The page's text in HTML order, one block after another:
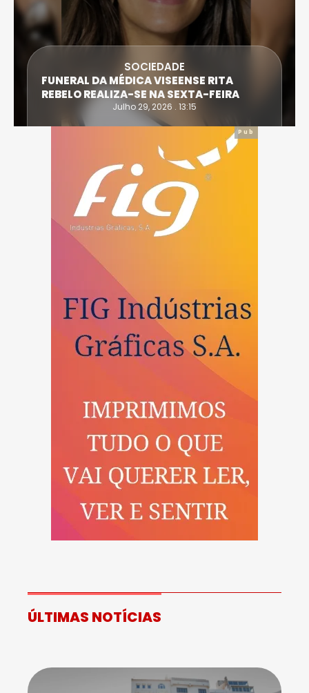
SOCIEDADE
FUNERAL DA MÉDICA VISEENSE RITA
REBELO REALIZA-SE NA SEXTA-FEIRA
Julho 29, 2026 . 13:15
Pub
ÚLTIMAS NOTÍCIAS